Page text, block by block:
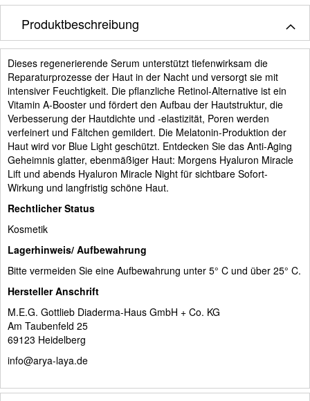
Produktbeschreibung
Dieses regenerierende Serum unterstützt tiefenwirksam die
Reparaturprozesse der Haut in der Nacht und versorgt sie mit
intensiver Feuchtigkeit. Die pflanzliche Retinol-Alternative ist ein
Vitamin A-Booster und fördert den Aufbau der Hautstruktur, die
Verbesserung der Hautdichte und -elastizität, Poren werden
verfeinert und Fältchen gemildert. Die Melatonin-Produktion der
Haut wird vor Blue Light geschützt. Entdecken Sie das Anti-Aging
Geheimnis glatter, ebenmäßiger Haut: Morgens Hyaluron Miracle
Lift und abends Hyaluron Miracle Night für sichtbare Sofort-
Wirkung und langfristig schöne Haut.
Rechtlicher Status
Kosmetik
Lagerhinweis/ Aufbewahrung
Bitte vermeiden Sie eine Aufbewahrung unter 5° C und über 25° C.
Hersteller Anschrift
M.E.G. Gottlieb Diaderma-Haus GmbH + Co. KG
Am Taubenfeld 25
69123 Heidelberg
info@arya-laya.de